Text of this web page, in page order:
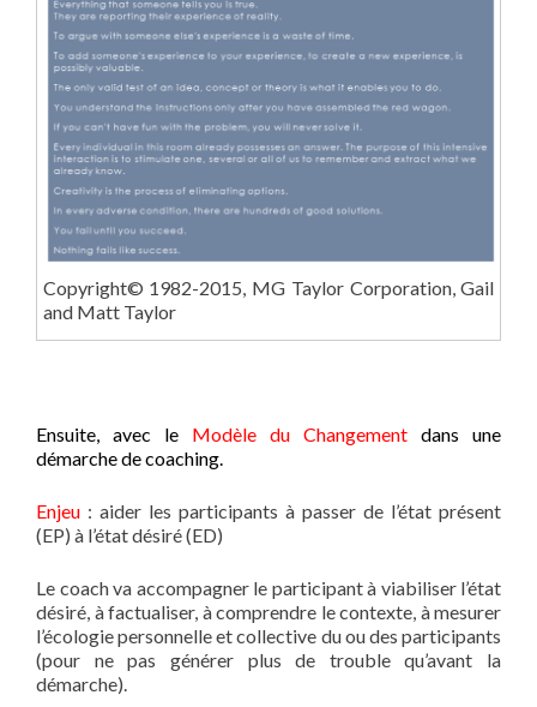
Copyright© 1982-2015, MG Taylor Corporation, Gail
and Matt Taylor
Ensuite, avec le Modèle du Changement dans une
démarche de coaching.
Enjeu : aider les participants à passer de l’état présent
(EP) à l’état désiré (ED)
Le coach va accompagner le participant à viabiliser l’état
désiré, à factualiser, à comprendre le contexte, à mesurer
l’écologie personnelle et collective du ou des participants
(pour ne pas générer plus de trouble qu’avant la
démarche).